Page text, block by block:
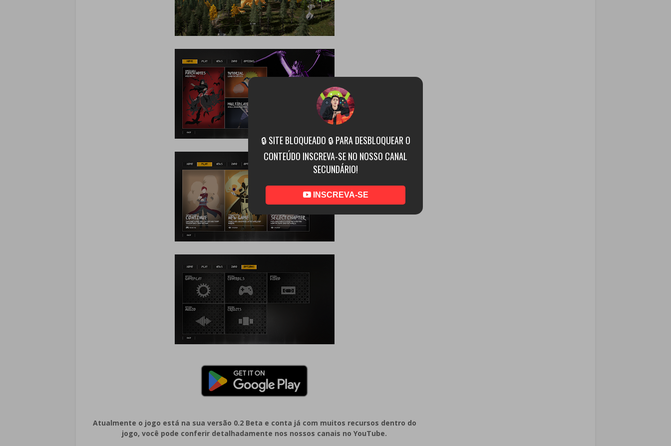
Atualmente o jogo está na sua versão 0.2 Beta e conta já com muitos recursos dentro do
jogo, você pode conferir detalhadamente nos nossos canais no YouTube.
🔒 SITE BLOQUEADO 🔒 PARA DESBLOQUEAR O
CONTEÚDO INSCREVA-SE NO NOSSO CANAL
SECUNDÁRIO!
INSCREVA-SE